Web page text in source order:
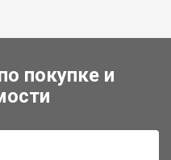
покупке и